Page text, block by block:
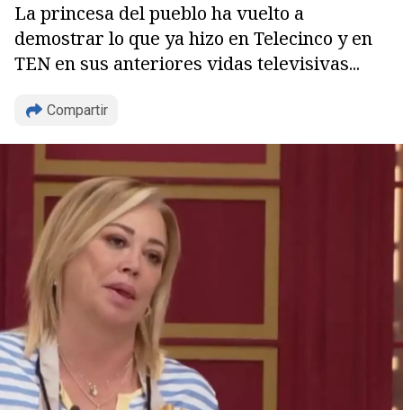
La princesa del pueblo ha vuelto a
demostrar lo que ya hizo en Telecinco y en
TEN en sus anteriores vidas televisivas...
Compartir
Copiar